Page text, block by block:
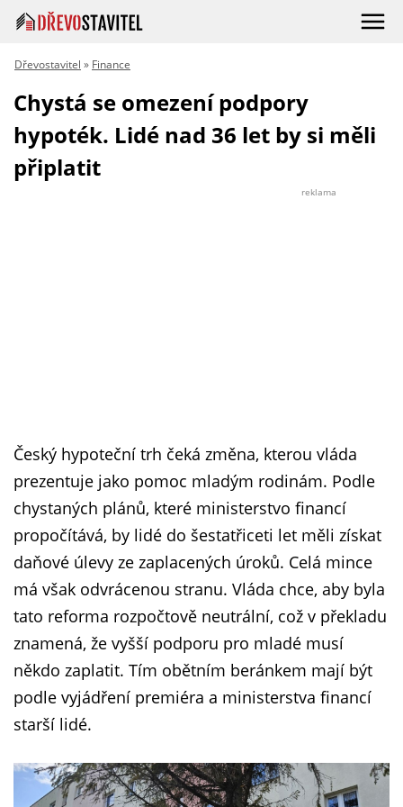
Dřevostavitel » Finance
Chystá se omezení podpory
hypoték. Lidé nad 36 let by si měli
připlatit
reklama
Český hypoteční trh čeká změna, kterou vláda
prezentuje jako pomoc mladým rodinám. Podle
chystaných plánů, které ministerstvo financí
propočítává, by lidé do šestatřiceti let měli získat
daňové úlevy ze zaplacených úroků. Celá mince
má však odvrácenou stranu. Vláda chce, aby byla
tato reforma rozpočtově neutrální, což v překladu
znamená, že vyšší podporu pro mladé musí
někdo zaplatit. Tím obětním beránkem mají být
podle vyjádření premiéra a ministerstva financí
starší lidé.